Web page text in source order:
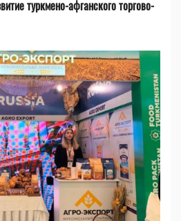
туркмено-афганского торгово-